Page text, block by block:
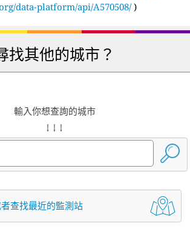
data-platform/api/A570508/)
找其他的城市？
輸入你想查詢的城市
↓ ↓ ↓
查找最近的監測站